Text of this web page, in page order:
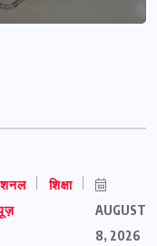
शिक्षा
AUGUST
8, 2026